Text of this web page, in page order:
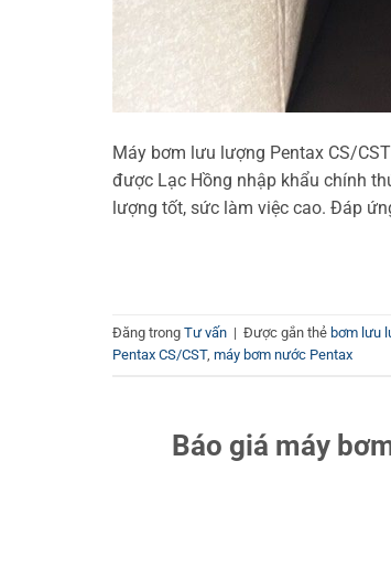
Máy bơm lưu lượng Pentax CS/
được Lạc Hồng nhập khẩu chính
lượng tốt, sức làm việc cao. Đáp
Đăng trong Tư vấn | Được gắn thẻ bơm lưu
Pentax CS/CST, máy bơm nước Pentax
Báo giá máy